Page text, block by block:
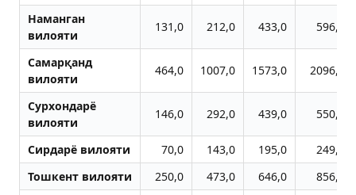
Наманган
вилояти
131,0 212,0 433,0 596,0
Самарқанд
вилояти
464,0 1007,0 1573,0 2096,0
Сурхондарё
вилояти
146,0 292,0 439,0 550,0
Сирдарё вилояти 70,0 143,0 195,0
249,0
Тошкент вилояти
250,0 473,0 646,0
856,0